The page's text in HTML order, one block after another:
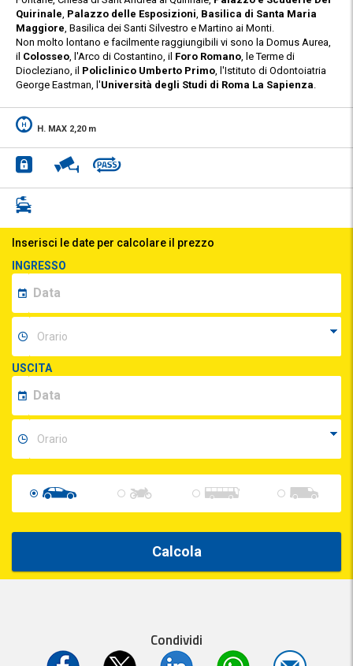
Quirinale Palazzo delle Esposizioni Basilica di Santa Maria
Maggiore , Basilica dei Santi Silvestro e Martino ai Monti.
Non molto lontano e facilmente raggiungibili vi sono la Domus Aurea,
il Colosseo , l'Arco di Costantino, il Foro Romano , le Terme di
Diocleziano, il Policlinico Umberto Primo , l'Istituto di Odontoiatria
George Eastman, l'Università degli Studi di Roma La Sapienza
H. MAX 2,20 m
Inserisci le date per calcolare il prezzo
INGRESSO
USCITA
Calcola
Condividi